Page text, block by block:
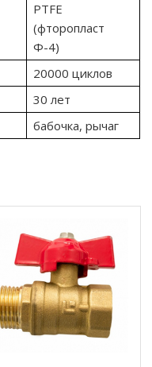
PTFE
(фторопласт
Ф-4)
20000 циклов
30 лет
бабочка, рычаг